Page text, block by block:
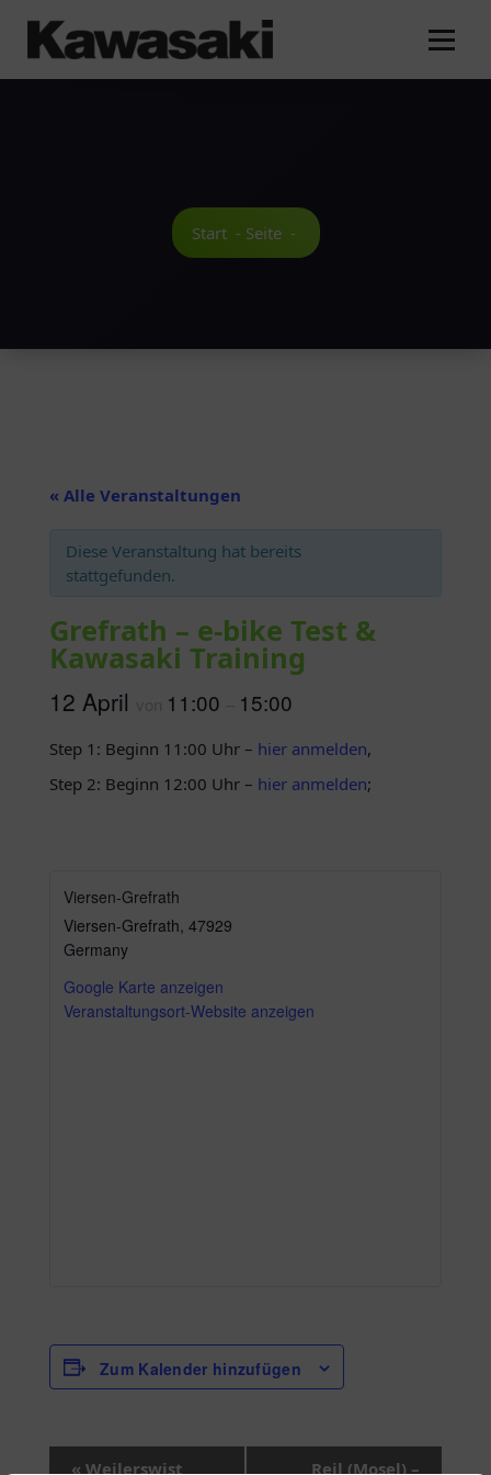
Inhalt
springen
Start- Seite-
« Alle Veranstaltungen
Diese Veranstaltung hat bereits
stattgefunden.
Grefrath – e-bike Test &
Kawasaki Training
12 April 11:00 15:00
Step 1: Beginn 11:00 Uhr – hier anmelden,
Step 2: Beginn 12:00 Uhr – hier anmelden;
Viersen-Grefrath
Viersen-Grefrath, 47929
Germany
Google Karte anzeigen
Veranstaltungsort-Website anzeigen
Zum Kalender hinzufügen
V«Weilerswist Reil (Mosel) –